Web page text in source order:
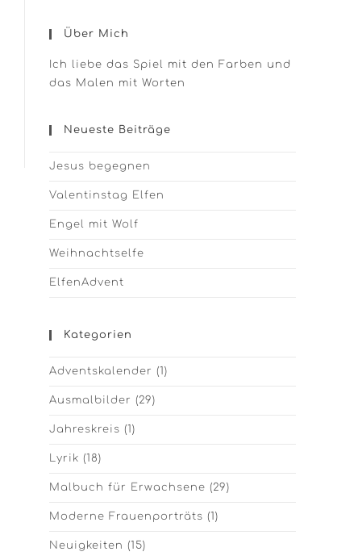
Über Mich
Ich liebe das Spiel mit den Farben und
das Malen mit Worten
Neueste Beiträge
Jesus begegnen
Valentinstag Elfen
Engel mit Wolf
Weihnachtselfe
ElfenAdvent
Kategorien
Adventskalender (1)
Ausmalbilder (29)
Jahreskreis (1)
Lyrik (18)
Malbuch für Erwachsene (29)
Moderne Frauenporträts (1)
Neuigkeiten (15)